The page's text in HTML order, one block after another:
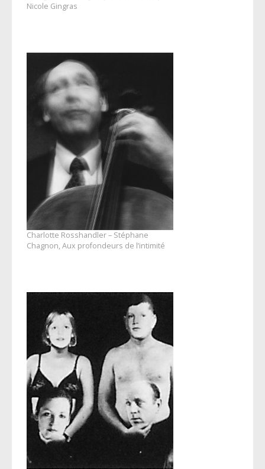
Nicole Gingras
Charlotte Rosshandler – Stéphane
Chagnon, Aux profondeurs de l’intimité